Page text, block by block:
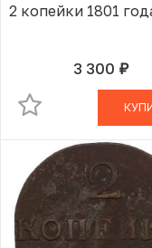
2 копейки 1801
3 300 руб.
В